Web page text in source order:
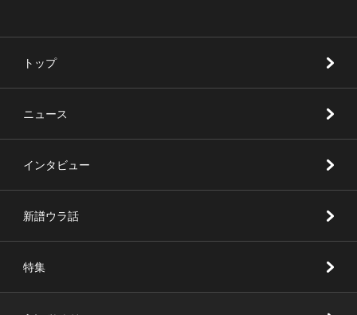
トップ
ニュース
インタビュー
新譜ウラ話
特集